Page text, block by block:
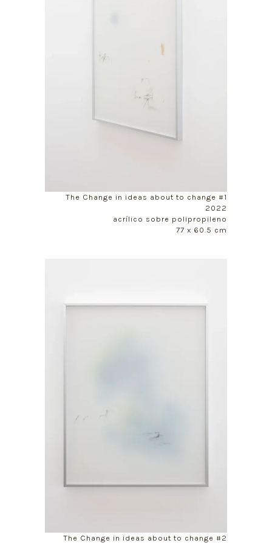
The Change in ideas about to change #1
2022
acrílico sobre polipropileno
77 x 60.5 cm
The Change in ideas about to change #2